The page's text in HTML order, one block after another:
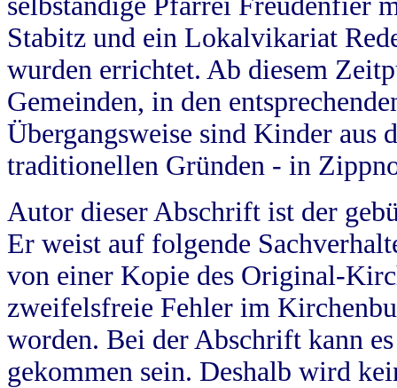
Stabitz und ein Lokalvikariat
wurden errichtet. Ab diesem
Gemeinden, in den
Übergangsweise sind Kinder aus
traditionellen Gründen - in
Autor dieser Abschrift ist der
Er weist auf folgende
von einer Kopie des Original-
zweifelsfreie Fehler im
worden. Bei der Abschrift kann
gekommen sein. Deshalb wird